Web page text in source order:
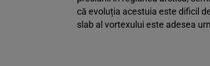
că evoluția acestuia este dificil
slab al vortexului este adesea